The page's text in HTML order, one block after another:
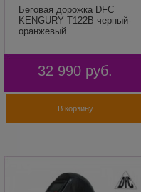
Беговая дорожка DFC
KENGURY T122B черный-
оранжевый
32 990 руб.
В корзину